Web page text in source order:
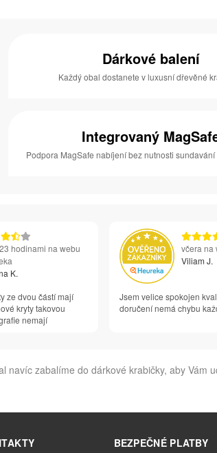
Dárkové balení
Každý obal dostanete v luxusní dřevěné
Integrovaný
Podpora MagSafe nabíjení bez nutnosti sundavání
hodinami na webu
K.
ze dvou částí mají
kryty takovou
nemají
včera na
Viliam J.
Jsem velice spokojen
doručení nemá chybu
navíc zabalíme do dárkové krabičky, aby Vám
BEZPEČNÉ PLATBY